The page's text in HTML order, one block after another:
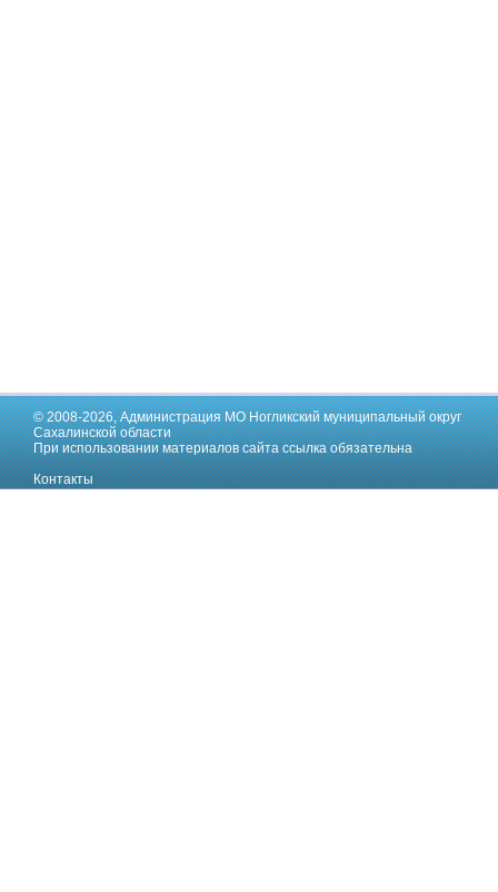
© 2008-2026,Администрация МО Ногликский муниципальный округ
Сахалинской области
При использовании материалов сайта ссылка обязательна
Контакты